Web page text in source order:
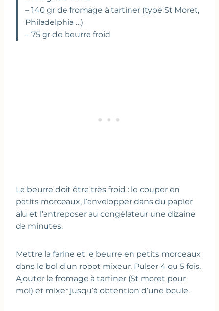
– 140 gr de fromage à tartiner (type St Moret,
Philadelphia …)
– 75 gr de beurre froid
Le beurre doit être très froid : le couper en
petits morceaux, l’envelopper dans du papier
alu et l’entreposer au congélateur une dizaine
de minutes.
Mettre la farine et le beurre en petits morceaux
dans le bol d’un robot mixeur. Pulser 4 ou 5 fois.
Ajouter le fromage à tartiner (St moret pour
moi) et mixer jusqu’à obtention d’une boule.